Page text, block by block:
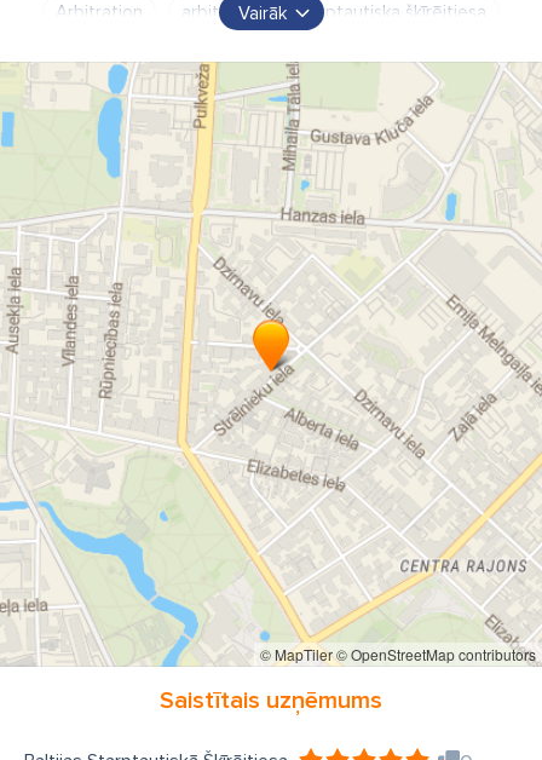
Arbitration
arbitrāža
Starptautiska šķīrējtiesa
baltijas starptautiskā šķīrējtiesa kontakti
arbitration
Vairāk
© MapTiler© OpenStreetMap contributors
Saistītais uzņēmums